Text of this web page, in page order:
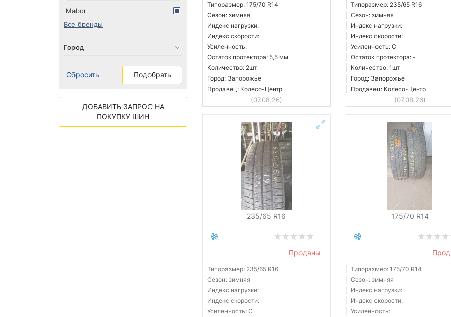
Типоразмер: 175/70 R14
Сезон: зимняя
Индекс нагрузки:
Индекс скорости:
Усиленность:
Остаток протектора: 5,5 мм
Количество: 2шт
Город: Запорожье
Продавец: Колесо-Центр
(07.08.26)
Типоразмер: 235/65 R16
Сезон: зимняя
Индекс нагрузки:
Индекс скорости:
Усиленность: C
Остаток протектора: -
Количество: 1шт
Город: Запорожье
Продавец: Колесо-Центр
(07.08.26)
235/65 R16
Проданы
Типоразмер: 235/65 R16
Сезон: зимняя
Индекс нагрузки:
Индекс скорости:
Усиленность: C
175/70 R14
Типоразмер: 175/70 R14
Сезон: зимняя
Индекс нагрузки:
Индекс скорости:
Усиленность:
Mabor
Все бренды
Сбросить Подобрать
ДОБАВИТЬ ЗАПРОС НА
ПОКУПКУ ШИН